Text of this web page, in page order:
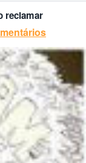
reclamar